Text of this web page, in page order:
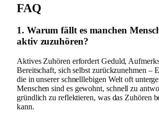
FAQ
1. Warum fällt es manchen
aktiv zuzuhören?
Aktives Zuhören erfordert Geduld,
Bereitschaft, sich selbst zurückzunehmen –
die in unserer schnelllebigen Welt oft
Menschen sind es gewohnt, schnell zu
gründlich zu reflektieren, was das Zuhören
kann.